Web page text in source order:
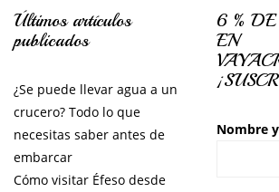
Últimos artículos
publicados
¿Se puede llevar agua a un
crucero? Todo lo que
necesitas saber antes de
embarcar
Cómo visitar Éfeso desde
6 %
EN
Nombre